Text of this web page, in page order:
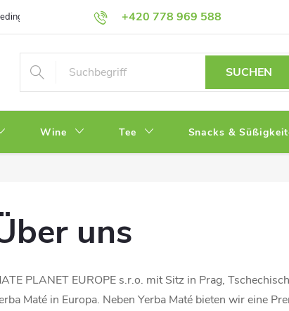
+420 778 969 588
Datenschutz
SUCHEN
Wine Tee Snacks &
uns
PLANET EUROPE s.r.o. mit Sitz in Prag,
Maté in Europa. Neben Yerba Maté bieten wir eine